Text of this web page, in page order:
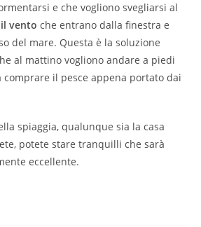
e che vogliono svegliarsi al
vento che entrano dalla finestra e
del mare. Questa è la soluzione
al mattino vogliono andare a piedi
il pesce appena portato dai
spiaggia, qualunque sia la casa
potete stare tranquilli che sarà
eccellente.